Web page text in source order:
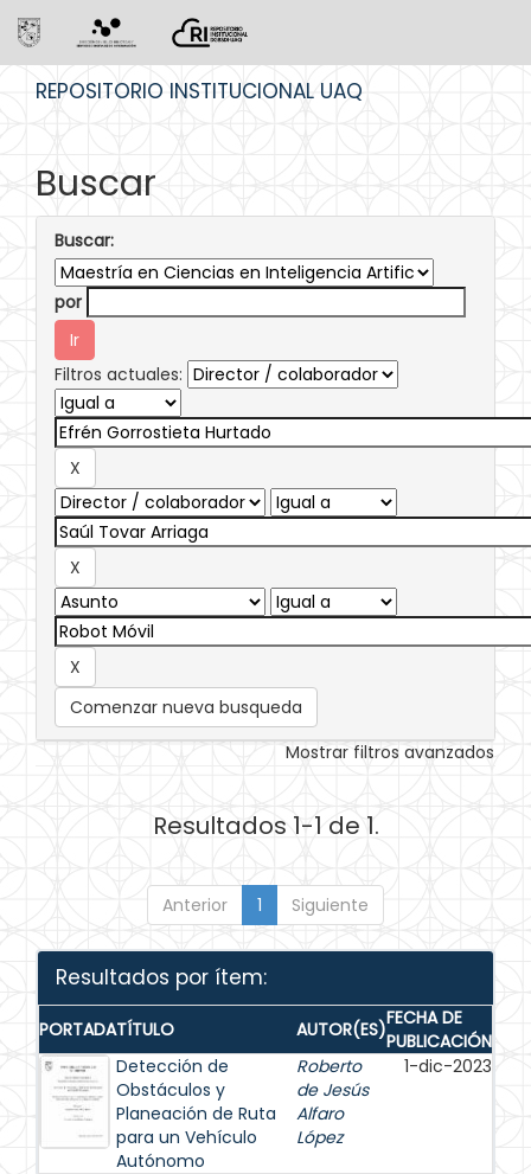
REPOSITORIO INSTITUCIONAL UAQ
Buscar
Buscar:
por
Filtros actuales:
Comenzar nueva busqueda
Mostrar filtros avanzados
Resultados 1-1 de 1.
Anterior 1 Siguiente
Resultados por ítem:
PORTADATÍTULO AUTOR(ES)FECHA DE
PUBLICACIÓN
Detección de
Obstáculos y
Planeación de Ruta
para un Vehículo
Autónomo
Roberto
de Jesús
Alfaro
López
1-dic-2023